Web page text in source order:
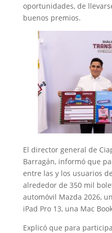
oportunidades, de
buenos premios.
El director general de
Barragán, informó que
entre las y los usuarios
alrededor de 350 mil
automóvil Mazda 2026,
iPad Pro 13, una Mac
Explicó que para